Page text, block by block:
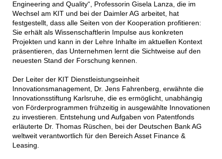
Engineering and Quality“, Professorin Gisela Lanza, die im
Wechsel am KIT und bei der Daimler AG arbeitet, hat
festgestellt, dass alle Seiten von der Kooperation profitieren:
Sie erhält als Wissenschaftlerin Impulse aus konkreten
Projekten und kann in der Lehre Inhalte im aktuellen Kontext
präsentieren, das Unternehmen lernt die Sichtweise auf den
neuesten Stand der Forschung kennen.
Der Leiter der KIT Dienstleistungseinheit
Innovationsmanagement, Dr. Jens Fahrenberg, erwähnte die
Innovationsstiftung Karlsruhe, die es ermöglicht, unabhängig
von Förderprogrammen frühzeitig in ausgewählte Innovationen
zu investieren. Entstehung und Aufgaben von Patentfonds
erläuterte Dr. Thomas Rüschen, bei der Deutschen Bank AG
weltweit verantwortlich für den Bereich Asset Finance &
Leasing.